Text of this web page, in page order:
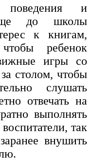
поведения и
Еще до школы
к книгам,
ребенок
игры со
столом, чтобы
слушать
отвечать на
выполнять
так
внушить